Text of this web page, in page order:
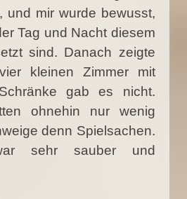
und mir wurde bewusst,
Tag und Nacht diesem
sind. Danach zeigte
kleinen Zimmer mit
gab es nicht.
ohnehin nur wenig
denn Spielsachen.
sehr sauber und